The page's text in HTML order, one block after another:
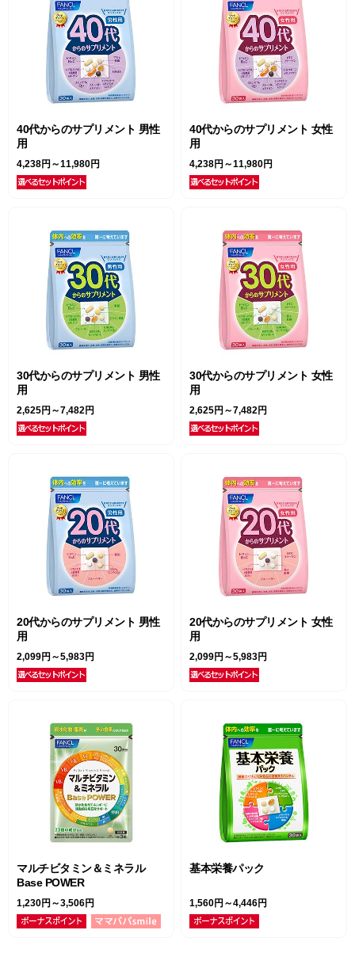
40代からのサプリメント 男性
用
4,238円～11,980円
40代からのサプリメント 女性
用
4,238円～11,980円
30代からのサプリメント 男性
用
2,625円～7,482円
30代からのサプリメント 女性
用
2,625円～7,482円
20代からのサプリメント 男性
用
2,099円～5,983円
20代からのサプリメント 女性
用
2,099円～5,983円
マルチビタミン＆ミネラル
Base POWER
1,230円～3,506円
基本栄養パック
1,560円～4,446円